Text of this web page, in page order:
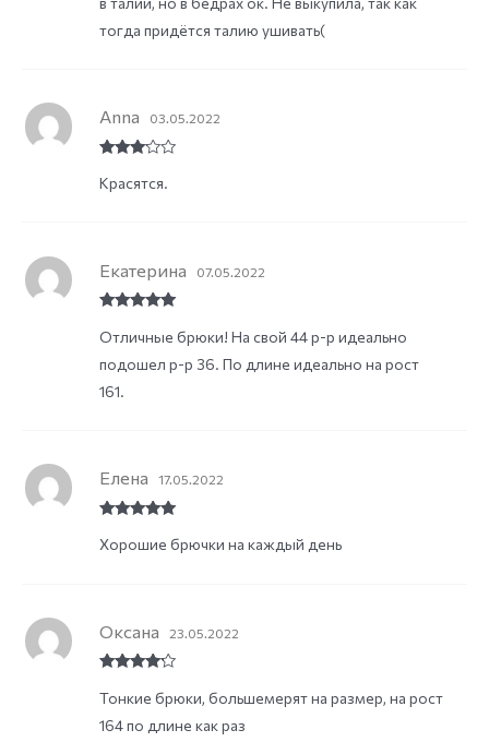
тогда придётся талию ушивать(
out of
Anna 03.05.2022
Красятся.
of 5
Екатерина 07.05.2022
Отличные брюки! На свой 44 р-р идеально
подошел р-р 36. По длине идеально на рост
161.
of 5
Елена 17.05.2022
Хорошие брючки на каждый день
out of 5
Оксана 23.05.2022
Тонкие брюки, большемерят на размер, на рост
164 по длине как раз